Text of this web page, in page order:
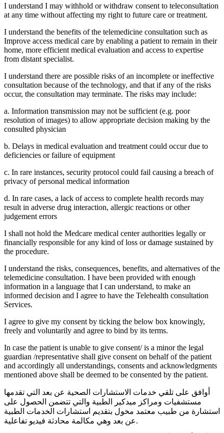
I understand I may withhold or withdraw consent to teleconsultation
at any time without affecting my right to future care or treatment.
I understand the benefits of the telemedicine consultation such as
Improve access medical care by enabling a patient to remain in their
home, more efficient medical evaluation and access to expertise
from distant specialist.
I understand there are possible risks of an incomplete or ineffective
consultation because of the technology, and that if any of the risks
occur, the consultation may terminate. The risks may include:
a. Information transmission may not be sufficient (e.g. poor
resolution of images) to allow appropriate decision making by the
consulted physician
b. Delays in medical evaluation and treatment could occur due to
deficiencies or failure of equipment
c. In rare instances, security protocol could fail causing a breach of
privacy of personal medical information
d. In rare cases, a lack of access to complete health records may
result in adverse drug interaction, allergic reactions or other
judgement errors
I shall not hold the Medcare medical center authorities legally or
financially responsible for any kind of loss or damage sustained by
the procedure.
I understand the risks, consequences, benefits, and alternatives of the
telemedicine consultation. I have been provided with enough
information in a language that I can understand, to make an
informed decision and I agree to have the Telehealth consultation
Services.
I agree to give my consent by ticking the below box knowingly,
freely and voluntarily and agree to bind by its terms.
In case the patient is unable to give consent/ is a minor the legal
guardian /representative shall give consent on behalf of the patient
and accordingly all understandings, consents and acknowledgments
mentioned above shall be deemed to be consented by the patient.
أوافق على تلقي خدمات الاستشارات الصحية عن بعد التي تقدمها
مستشفيات ومراكز ميدكير الطبية والتي تتضمن الحصول على
استشارة من طبيب معتمد مخول بتقديم استشارات الخدمات الطبية
عن بعد وهي مكالمة محادثة فيديو تفاعلية.